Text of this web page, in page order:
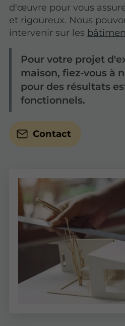
d'œuvre pour vous
et rigoureux. Nous
intervenir sur les
Pour votre projet
maison, fiez-vous à
pour des résultats
fonctionnels.
Contact